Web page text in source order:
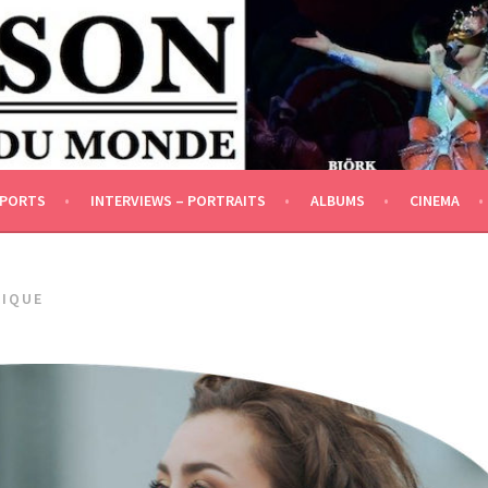
IDÉOLOGIQUE ET FINANCIÈRE]
INTERVIEWS – PORTRAITS ALBUMS CINEMA